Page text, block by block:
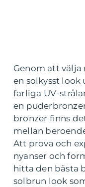
Genom att
en solkysst
farliga UV-
en
bronzer finns
mellan
Att prova och
nyanser och
hitta den bästa
solbrun look